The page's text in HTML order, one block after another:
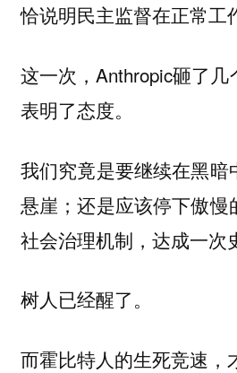
恰说明民主监督在正常工
这一次，Anthropic砸了几
表明了态度。
我们究竟是要继续在黑暗
悬崖；还是应该停下傲慢
社会治理机制，达成一次
树人已经醒了。
而霍比特人的生死竞速，